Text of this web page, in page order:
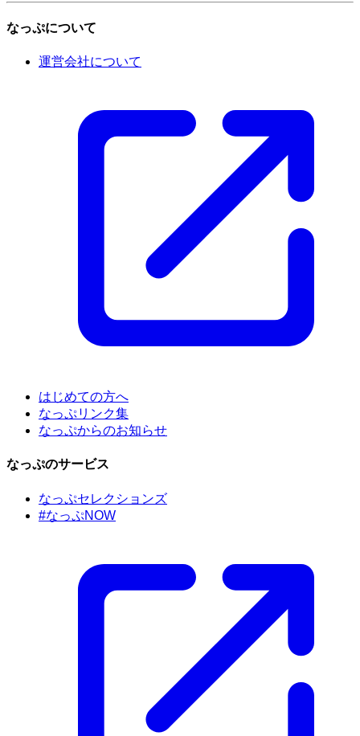
なっぷについて
運営会社について
はじめての方へ
なっぷリンク集
なっぷからのお知らせ
なっぷのサービス
なっぷセレクションズ
#なっぷNOW